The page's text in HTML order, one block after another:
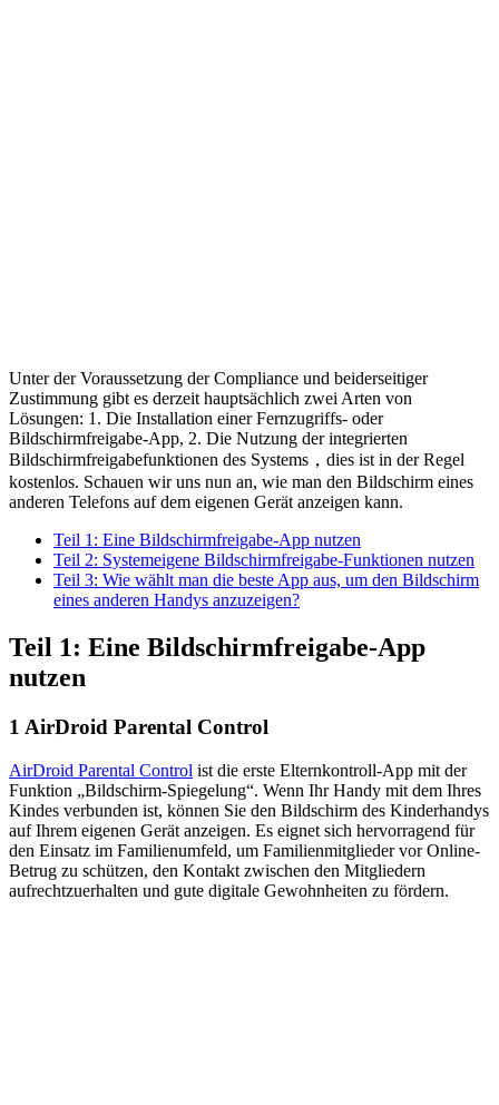
Unter der Voraussetzung der Compliance und beiderseitiger
Zustimmung gibt es derzeit hauptsächlich zwei Arten von
Lösungen: 1. Die Installation einer Fernzugriffs- oder
Bildschirmfreigabe-App, 2. Die Nutzung der integrierten
Bildschirmfreigabefunktionen des Systems，dies ist in der Regel
kostenlos. Schauen wir uns nun an, wie man den Bildschirm eines
anderen Telefons auf dem eigenen Gerät anzeigen kann.
Teil 1: Eine Bildschirmfreigabe-App nutzen
Teil 2: Systemeigene Bildschirmfreigabe-Funktionen nutzen
Teil 3: Wie wählt man die beste App aus, um den Bildschirm
eines anderen Handys anzuzeigen?
Teil 1: Eine Bildschirmfreigabe-App
nutzen
1 AirDroid Parental Control
AirDroid Parental Control ist die erste Elternkontroll-App mit der
Funktion „Bildschirm-Spiegelung“. Wenn Ihr Handy mit dem Ihres
Kindes verbunden ist, können Sie den Bildschirm des Kinderhandys
auf Ihrem eigenen Gerät anzeigen. Es eignet sich hervorragend für
den Einsatz im Familienumfeld, um Familienmitglieder vor Online-
Betrug zu schützen, den Kontakt zwischen den Mitgliedern
aufrechtzuerhalten und gute digitale Gewohnheiten zu fördern.